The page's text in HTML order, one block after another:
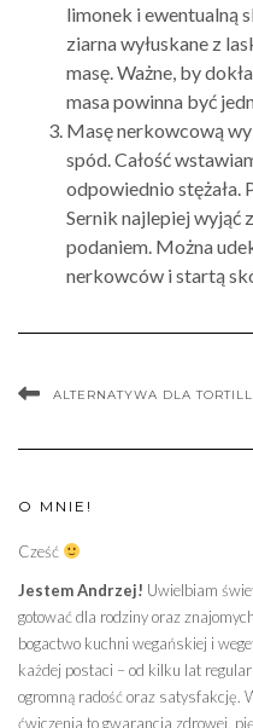
limonek i ewentualną
ziarna wyłuskane z
masę. Ważne, by
masa powinna być
Masę nerkowcową
spód. Całość
odpowiednio stężała.
Sernik najlepiej wyjąć
podaniem. Można
nerkowców i startą
ALTERNATYWA DLA
O MNIE!
Cześć
Jestem Andrzej! Uwielbiam
gotować dla rodziny oraz
bogactwo kuchni wegańskiej i
każdej postaci – od kilku lat
ogromną radość oraz satysfakcję.
ćwiczenia to gwarancja zdrowej,